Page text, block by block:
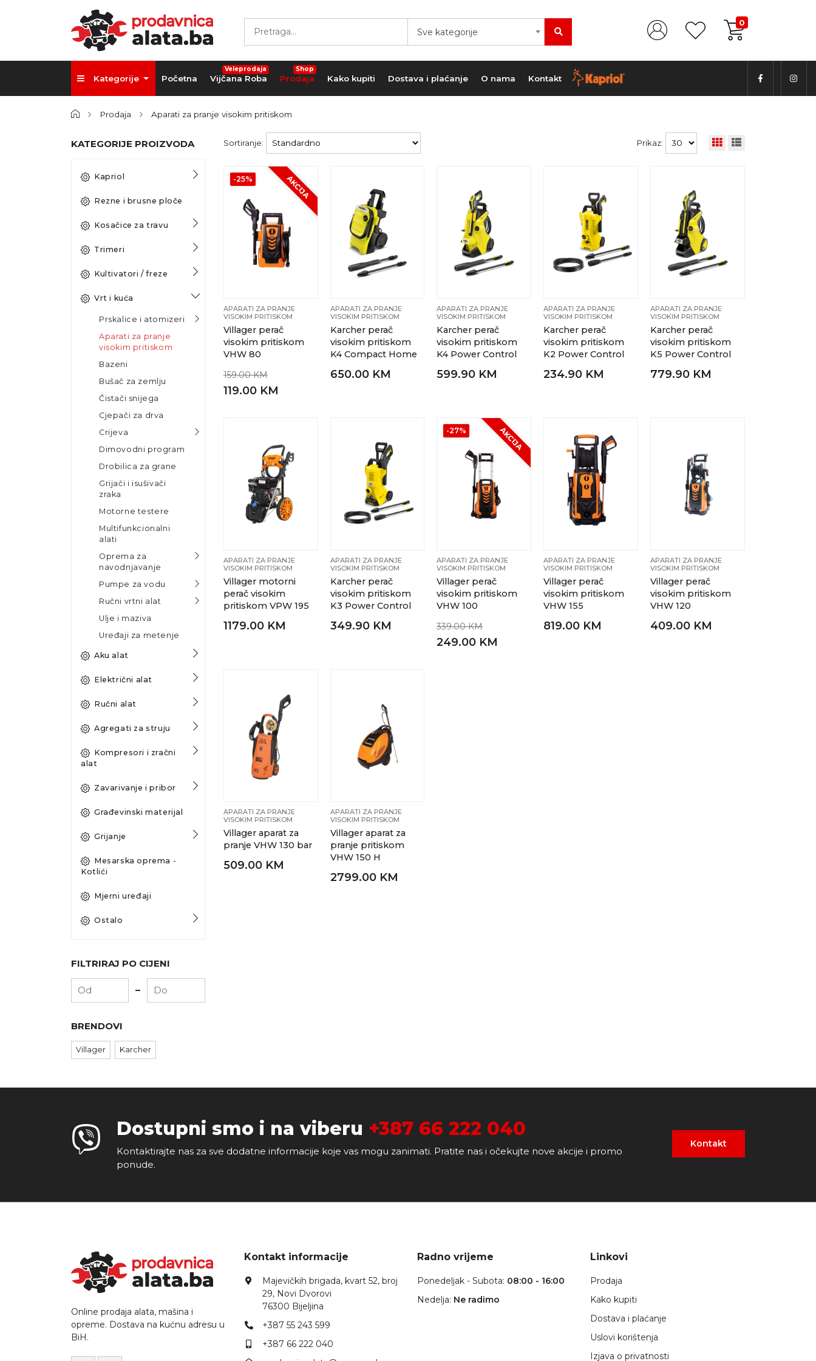
Sve kategorije
0
Kategorije Početna Vijčana Roba
Veleprodaja
Prodaja
Shop
Kako kupiti Dostava i plaćanje O nama Kontakt
Prodaja Aparati za pranje visokim pritiskom
KATEGORIJE PROIZVODA
Kapriol
Rezne i brusne ploče
Kosačice za travu
Trimeri
Kultivatori / freze
Vrt i kuća
Prskalice i atomizeri
Aparati za pranje
visokim pritiskom
Bazeni
Bušač za zemlju
Čistači snijega
Cjepači za drva
Crijeva
Dimovodni program
Drobilica za grane
Grijači i isušivači
zraka
Motorne testere
Multifunkcionalni
alati
Oprema za
navodnjavanje
Pumpe za vodu
Ručni vrtni alat
Ulje i maziva
Uređaji za metenje
Aku alat
Električni alat
Ručni alat
Agregati za struju
Kompresori i zračni
alat
Zavarivanje i pribor
Građevinski materijal
Grijanje
Mesarska oprema -
Kotlići
Mjerni uređaji
Ostalo
FILTRIRAJ PO CIJENI
-
BRENDOVI
Villager Karcher
Sortiranje: Prikaz:
-25% AKCIJA
APARATI ZA PRANJE
VISOKIM PRITISKOM
Villager perač
visokim pritiskom
VHW 80
159.00 KM
119.00 KM
APARATI ZA PRANJE
VISOKIM PRITISKOM
Karcher perač
visokim pritiskom
K4 Compact Home
650.00 KM
APARATI ZA PRANJE
VISOKIM PRITISKOM
Karcher perač
visokim pritiskom
K4 Power Control
599.90 KM
APARATI ZA PRANJE
VISOKIM PRITISKOM
Karcher perač
visokim pritiskom
K2 Power Control
234.90 KM
APARATI ZA PRANJE
VISOKIM PRITISKOM
Karcher perač
visokim pritiskom
K5 Power Control
779.90 KM
APARATI ZA PRANJE
VISOKIM PRITISKOM
Villager motorni
perač visokim
pritiskom VPW 195
1179.00 KM
APARATI ZA PRANJE
VISOKIM PRITISKOM
Karcher perač
visokim pritiskom
K3 Power Control
349.90 KM
-27% AKCIJA
APARATI ZA PRANJE
VISOKIM PRITISKOM
Villager perač
visokim pritiskom
VHW 100
339.00 KM
249.00 KM
APARATI ZA PRANJE
VISOKIM PRITISKOM
Villager perač
visokim pritiskom
VHW 155
819.00 KM
APARATI ZA PRANJE
VISOKIM PRITISKOM
Villager perač
visokim pritiskom
VHW 120
409.00 KM
APARATI ZA PRANJE
VISOKIM PRITISKOM
Villager aparat za
pranje VHW 130 bar
509.00 KM
APARATI ZA PRANJE
VISOKIM PRITISKOM
Villager aparat za
pranje pritiskom
VHW 150 H
2799.00 KM
Dostupni smo i na viberu +387 66 222 040
Kontaktirajte nas za sve dodatne informacije koje vas mogu zanimati. Pratite nas i očekujte nove akcije i promo
ponude.
Kontakt
Online prodaja alata, mašina i
opreme. Dostava na kućnu adresu u
BiH.
Kontakt informacije
Majevičkih brigada, kvart 52, broj
29, Novi Dvorovi
76300 Bijeljina
+387 55 243 599
+387 66 222 040
Radno vrijeme
Ponedeljak - Subota: 08:00 - 16:00
Nedelja: Ne radimo
Linkovi
Prodaja
Kako kupiti
Dostava i plaćanje
Uslovi korištenja
Izjava o privatnosti